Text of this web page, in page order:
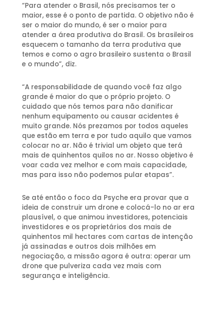
“Para atender o Brasil, nós precisamos ter o
maior, esse é o ponto de partida. O objetivo não é
ser o maior do mundo, é ser o maior para
atender a área produtiva do Brasil. Os brasileiros
esquecem o tamanho da terra produtiva que
temos e como o agro brasileiro sustenta o Brasil
e o mundo”, diz.
“A responsabilidade de quando você faz algo
grande é maior do que o próprio projeto. O
cuidado que nós temos para não danificar
nenhum equipamento ou causar acidentes é
muito grande. Nós prezamos por todos aqueles
que estão em terra e por tudo aquilo que vamos
colocar no ar. Não é trivial um objeto que terá
mais de quinhentos quilos no ar. Nosso objetivo é
voar cada vez melhor e com mais capacidade,
mas para isso não podemos pular etapas”.
Se até então o foco da Psyche era provar que a
ideia de construir um drone e colocá-lo no ar era
plausível, o que animou investidores, potenciais
investidores e os proprietários dos mais de
quinhentos mil hectares com cartas de intenção
já assinadas e outros dois milhões em
negociação, a missão agora é outra: operar um
drone que pulveriza cada vez mais com
segurança e inteligência.